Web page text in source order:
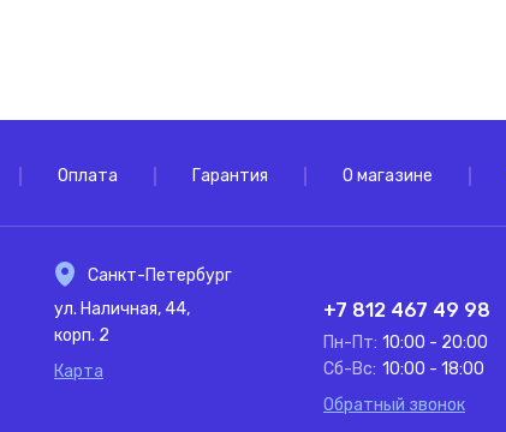
Оплата Гарантия О магазине
Санкт-Петербург
ул. Наличная, 44,
корп. 2
Карта
+7 812 467 49 98
Пн-Пт: 10:00 - 20:00
Сб-Вс: 10:00 - 18:00
Обратный звонок